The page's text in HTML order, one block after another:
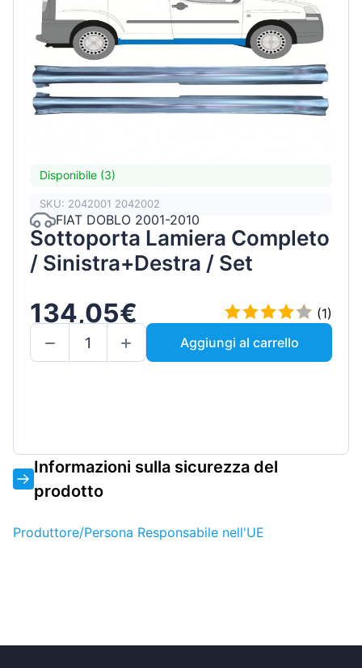
Disponibile (3)
SKU: 2042001 2042002
FIAT DOBLO 2001-2010
Sottoporta Lamiera Completo
/ Sinistra+Destra / Set
134,05€
(1)
Aggiungi al carrello
Informazioni sulla sicurezza del
prodotto
Produttore/Persona Responsabile nell'UE